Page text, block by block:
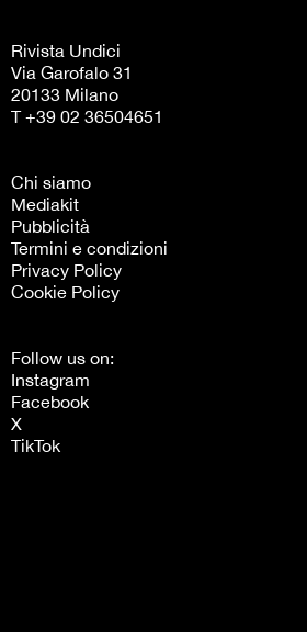
Rivista Undici
Via Garofalo 31
20133 Milano
T +39 02 36504651
Chi siamo
Mediakit
Pubblicità
Termini e condizioni
Privacy Policy
Cookie Policy
Follow us on:
Instagram
Facebook
X
TikTok